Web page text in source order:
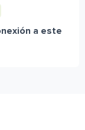
a este